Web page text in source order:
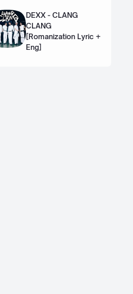
DEXX - CLANG
CLANG
[Romanization Lyric +
Eng]